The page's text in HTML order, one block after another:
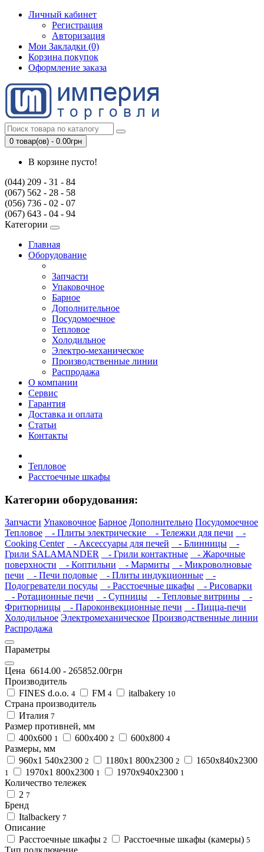
Личный кабинет
Регистрация
Авторизация
Мои Закладки (0)
Корзина покупок
Оформление заказа
0 товар(ов) - 0.00грн
В корзине пусто!
(044) 209 - 31 - 84
(067) 562 - 28 - 58
(056) 736 - 02 - 07
(067) 643 - 04 - 94
Категории
Главная
Оборудование
Запчасти
Упаковочное
Барное
Дополнительное
Посудомоечное
Тепловое
Холодильное
Электро-механическое
Производственные линии
Распродажа
О компании
Сервис
Гарантия
Доставка и оплата
Статьи
Контакты
Тепловое
Расстоечные шкафы
Категории оборудования:
Запчасти Упаковочное Барное Дополнительно Посудомоечное
Тепловое
- Плиты электрические - Тележки для печи
-
Cooking Center
- Аксессуары для печей - Блинницы
-
Грили SALAMANDER
- Грили контактные
- Жарочные
поверхности
- Коптильни - Мармиты
- Микроволновые
печи
- Печи подовые - Плиты индукционные
-
Подогреватели посуды
- Расстоечные шкафы
- Рисоварки
- Ротационные печи
- Супницы - Тепловые витрины
-
Фритюрницы
- Пароконвекционные печи
- Пицца-печи
Холодильное Электромеханическое Производственные линии
Распродажа
Параметры
Цена 6614.00 - 265852.00грн
Производитель
FINES d.o.o. 4 FM 4 italbakery 10
Страна производитель
Италия 7
Размер противней, мм
400x600 1 600х400 2 600х800 4
Размеры, мм
960х1 540х2300 2 1180х1 800х2300 2 1650х840х2300
1 1970х1 800х2300 1 1970х940х2300 1
Количество тележек
2 7
Бренд
Italbackery 7
Описание
Расстоечные шкафы 2 Расстоечные шкафы (камеры) 5